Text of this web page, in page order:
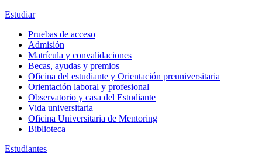
Estudiar
Pruebas de acceso
Admisión
Matrícula y convalidaciones
Becas, ayudas y premios
Oficina del estudiante y Orientación preuniversitaria
Orientación laboral y profesional
Observatorio y casa del Estudiante
Vida universitaria
Oficina Universitaria de Mentoring
Biblioteca
Estudiantes